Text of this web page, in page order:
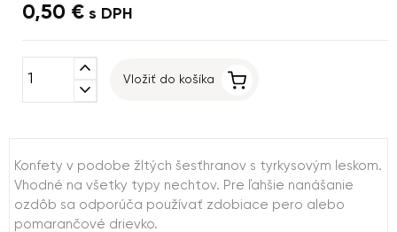
0,50 € s DPH
expand_less
expand_more
Vložiť do košíka
Konfety v podobe žltých šesťhranov s tyrkysovým leskom.
Vhodné na všetky typy nechtov. Pre ľahšie nanášanie
ozdôb sa odporúča používať zdobiace pero alebo
pomarančové drievko.